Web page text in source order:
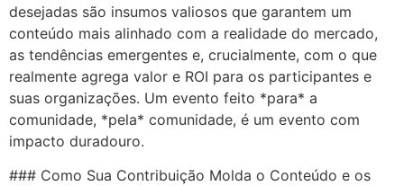
desejadas são insumos valiosos que garantem um
conteúdo mais alinhado com a realidade do mercado,
as tendências emergentes e, crucialmente, com o que
realmente agrega valor e ROI para os participantes e
suas organizações. Um evento feito *para* a
comunidade, *pela* comunidade, é um evento com
impacto duradouro.
### Como Sua Contribuição Molda o Conteúdo e os